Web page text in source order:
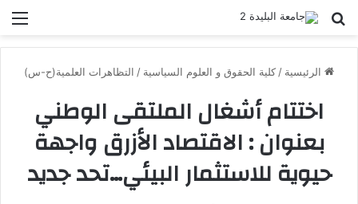
بحث عن
الرئيسية / كلية الحقوق و العلوم السياسية / التظاهرات العلمية(ح-س)
اختتام أشغال الملتقى الوطني
بعنوان : الاقتصاد الأزرق واجهة
حيوية للاستثمار البيئي…تحد جديد